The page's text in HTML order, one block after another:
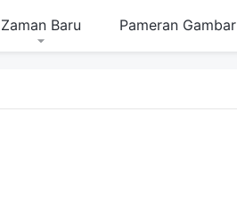
Zaman Baru Pameran Gambar